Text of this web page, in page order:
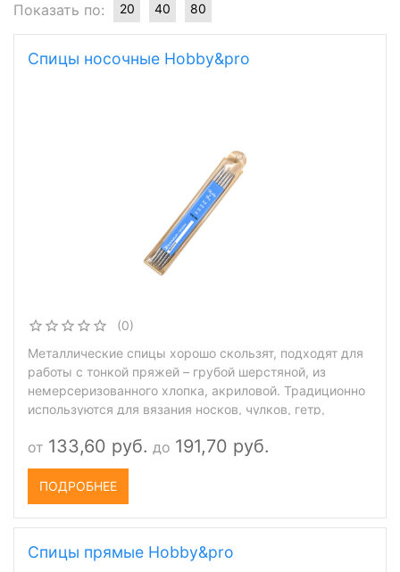
Показать по: 20 40 80
Спицы носочные Hobby&pro
(0)
Металлические спицы хорошо скользят, подходят для
работы с тонкой пряжей – грубой шерстяной, из
немерсеризованного хлопка, акриловой. Традиционно
используются для вязания носков, чулков, гетр,
круговой технике.
от 133,60 руб. до 191,70 руб.
ПОДРОБНЕЕ
Спицы прямые Hobby&pro